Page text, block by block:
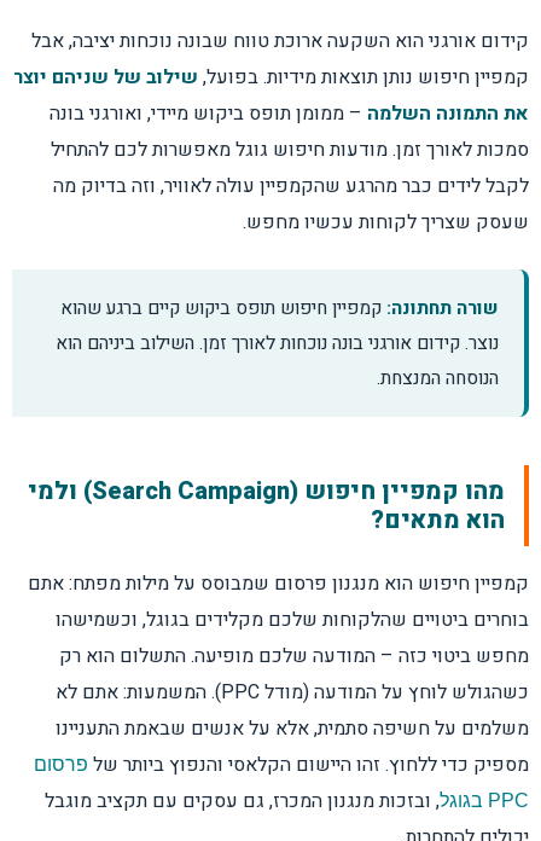
מחקר מילות מפתח שמייצר לקוחות
סוגי התאמה למילות מפתח
מילות מפתח שליליות: הטעות היקרה ביותר
כתיבת מודעות חיפוש אפקטיביות
נכסי מודעה: מה חובה ומה אופציונלי?
חישוב תקציב: כמה צריך להשקיע?
אסטרטגיית בידינג: ידני מול אוטומטי
אופטימיזציה שוטפת שמשנה תוצאות
ציון האיכות ואיך הוא משפיע עליכם
בדיקת A/B למודעות
קידום אורגני הוא השקעה ארוכת טווח שבונה נוכחות יציבה, אבל
קמפיין חיפוש נותן תוצאות מידיות. בפועל, שילוב של שניהם יוצר
את התמונה השלמה – ממומן תופס ביקוש מיידי, ואורגני בונה
סמכות לאורך זמן. מודעות חיפוש גוגל מאפשרות לכם להתחיל
לקבל לידים כבר מהרגע שהקמפיין עולה לאוויר, וזה בדיוק מה
שעסק שצריך לקוחות עכשיו מחפש.
שורה תחתונה: קמפיין חיפוש תופס ביקוש קיים ברגע שהוא
נוצר. קידום אורגני בונה נוכחות לאורך זמן. השילוב ביניהם הוא
הנוסחה המנצחת.
מהו קמפיין חיפוש (Search Campaign) ולמי
הוא מתאים?
קמפיין חיפוש הוא מנגנון פרסום שמבוסס על מילות מפתח: אתם
בוחרים ביטויים שהלקוחות שלכם מקלידים בגוגל, וכשמישהו
מחפש ביטוי כזה – המודעה שלכם מופיעה. התשלום הוא רק
כשהגולש לוחץ על המודעה (מודל PPC). המשמעות: אתם לא
משלמים על חשיפה סתמית, אלא על אנשים שבאמת התעניינו
מספיק כדי ללחוץ. זהו היישום הקלאסי והנפוץ ביותר של פרסום
PPC בגוגל
, ובזכות מנגנון המכרז, גם עסקים עם תקציב מוגבל